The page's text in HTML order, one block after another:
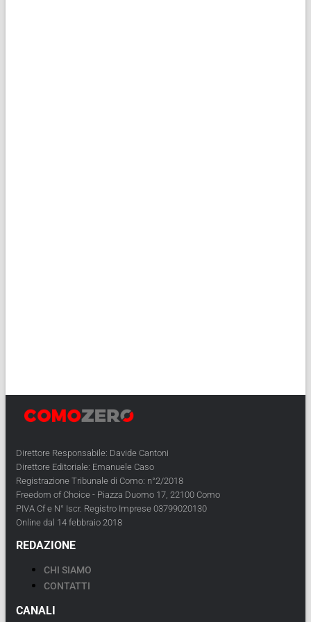
Direttore Responsabile: Davide Cantoni
Direttore Editoriale: Emanuele Caso
Registrazione Tribunale di Como: n°2/2018
Freedom of Choice - Piazza Duomo 17, 22100 Como
PIVA Cf e N° Iscr. Registro Imprese 03799020130
Online dal 14 febbraio 2018
REDAZIONE
CHI SIAMO
CONTATTI
CANALI